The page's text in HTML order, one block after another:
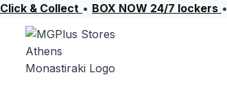
Click & Collect • BOX NOW 24/7 lockers •
content